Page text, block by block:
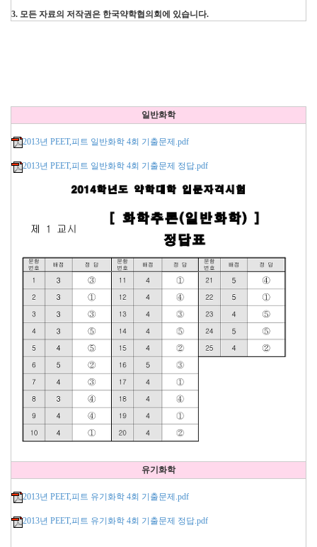
3. 모든 자료의 저작권은 한국약학협의회에 있습니다.
일반화학
2013년 PEET,피트 일반화학 4회 기출문제.pdf
2013년 PEET,피트 일반화학 4회 기출문제 정답.pdf
유기화학
2013년 PEET,피트 유기화학 4회 기출문제.pdf
2013년 PEET,피트 유기화학 4회 기출문제 정답.pdf